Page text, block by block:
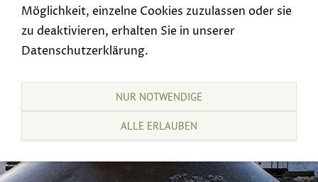
Möglichkeit, einzelne Cookies zuzulassen oder sie
zu deaktivieren, erhalten Sie in unserer
Datenschutzerklärung.
NUR NOTWENDIGE
ALLE ERLAUBEN